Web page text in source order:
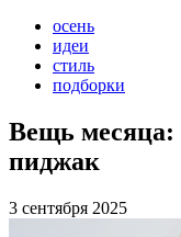
осень
идеи
стиль
подборки
Вещь
пиджак
3 сентября 2025